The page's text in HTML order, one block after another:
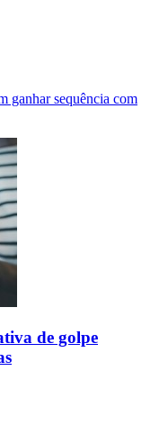
ganhar sequência com
de golpe